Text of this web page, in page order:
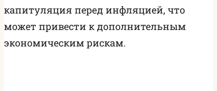
капитуляция перед инфляцией, что
может привести к дополнительным
экономическим рискам.